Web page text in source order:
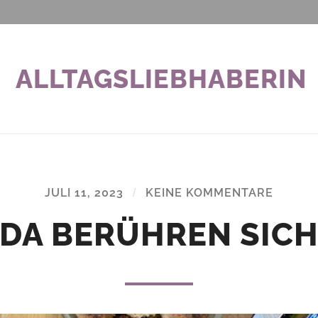
ALLTAGSLIEBHABERIN
JULI 11, 2023 / KEINE KOMMENTARE
DA BERÜHREN SICH